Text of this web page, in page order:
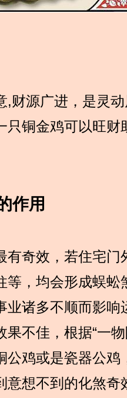
,财源广进，是灵
只铜金鸡可以旺财
作用
有奇效，若住宅门
等，均会形成蜈蚣
业诸多不顺而影响
不佳，根据“一
公鸡或是瓷器公鸡
意想不到的化煞奇